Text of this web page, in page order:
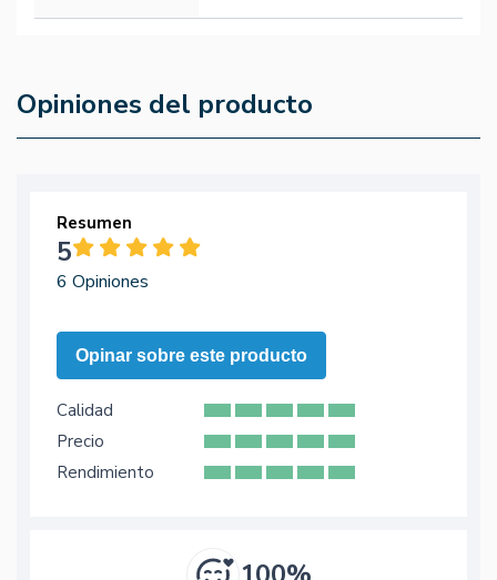
Opiniones del producto
Resumen
5
6 Opiniones
Opinar sobre este producto
Calidad
Precio
Rendimiento